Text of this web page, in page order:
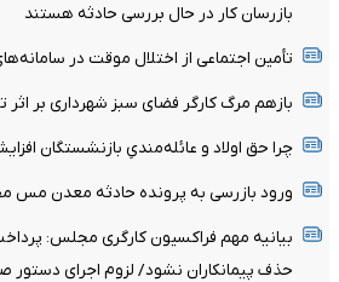
بازرسان کار در حال بررسی حادثه هستند
تأمین اجتماعی از اختلال موقت در
بازهم مرگ کارگر فضای سبز شهرداری بر
چرا حق اولاد و عائله‌مندیِ بازنشستگان
ورود بازرسی به پرونده حادثه معدن مس
بیانیه مهم فراکسیون کارگری مجلس:
حذف پیمانکاران نشود/ لزوم اجرای